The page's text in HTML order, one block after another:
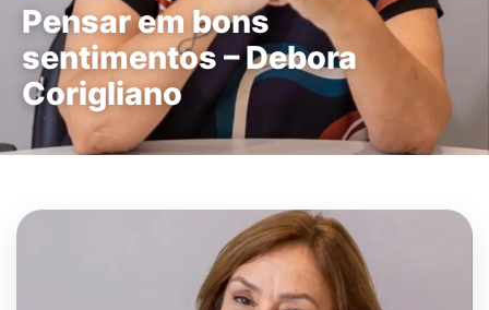
Pensar em bons
sentimentos – Debora
Corigliano